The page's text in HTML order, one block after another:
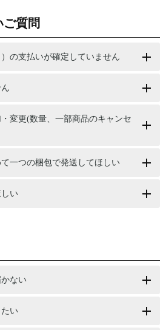
質問
の支払いが確定していません
変更(数量、一部商品のキャンセ
一つの梱包で発送してほしい
い
ない
い